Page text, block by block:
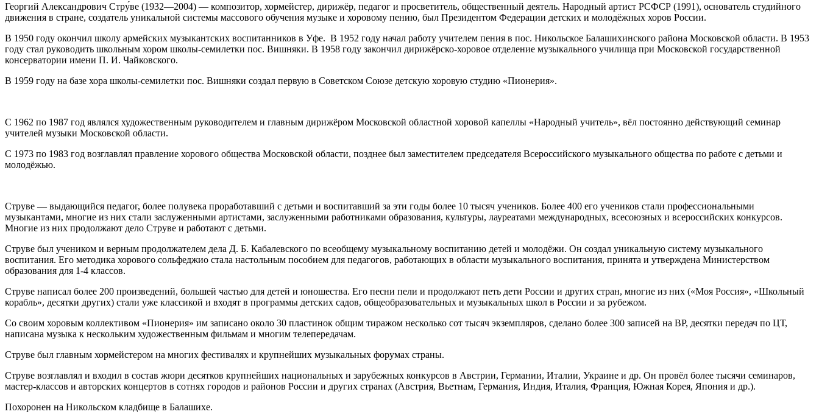
Георгий Александрович Стру́ве (1932—2004) — композитор, хормейстер, дирижёр, педагог и просветитель, общественный деятель. Народный артист РСФСР (1991), основатель студийного
движения в стране, создатель уникальной системы массового обучения музыке и хоровому пению, был Президентом Федерации детских и молодёжных хоров России.
В 1950 году окончил школу армейских музыкантских воспитанников в Уфе. В 1952 году начал работу учителем пения в пос. Никольское Балашихинского района Московской области. В 1953
году стал руководить школьным хором школы-семилетки пос. Вишняки. В 1958 году закончил дирижёрско-хоровое отделение музыкального училища при Московской государственной
консерватории имени П. И. Чайковского.
В 1959 году на базе хора школы-семилетки пос. Вишняки создал первую в Советском Союзе детскую хоровую студию «Пионерия».
С 1962 по 1987 год являлся художественным руководителем и главным дирижёром Московской областной хоровой капеллы «Народный учитель», вёл постоянно действующий семинар
учителей музыки Московской области.
С 1973 по 1983 год возглавлял правление хорового общества Московской области, позднее был заместителем председателя Всероссийского музыкального общества по работе с детьми и
молодёжью.
Струве — выдающийся педагог, более полувека проработавший с детьми и воспитавший за эти годы более 10 тысяч учеников. Более 400 его учеников стали профессиональными
музыкантами, многие из них стали заслуженными артистами, заслуженными работниками образования, культуры, лауреатами международных, всесоюзных и всероссийских конкурсов.
Многие из них продолжают дело Струве и работают с детьми.
Струве был учеником и верным продолжателем дела Д. Б. Кабалевского по всеобщему музыкальному воспитанию детей и молодёжи. Он создал уникальную систему музыкального
воспитания. Его методика хорового сольфеджио стала настольным пособием для педагогов, работающих в области музыкального воспитания, принята и утверждена Министерством
образования для 1-4 классов.
Струве написал более 200 произведений, большей частью для детей и юношества. Его песни пели и продолжают петь дети России и других стран, многие из них («Моя Россия», «Школьный
корабль», десятки других) стали уже классикой и входят в программы детских садов, общеобразовательных и музыкальных школ в России и за рубежом.
Со своим хоровым коллективом «Пионерия» им записано около 30 пластинок общим тиражом несколько сот тысяч экземпляров, сделано более 300 записей на ВР, десятки передач по ЦТ,
написана музыка к нескольким художественным фильмам и многим телепередачам.
Струве был главным хормейстером на многих фестивалях и крупнейших музыкальных форумах страны.
Струве возглавлял и входил в состав жюри десятков крупнейших национальных и зарубежных конкурсов в Австрии, Германии, Италии, Украине и др. Он провёл более тысячи семинаров,
мастер-классов и авторских концертов в сотнях городов и районов России и других странах (Австрия, Вьетнам, Германия, Индия, Италия, Франция, Южная Корея, Япония и др.).
Похоронен на Никольском кладбище в Балашихе.